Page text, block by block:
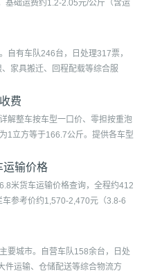
基础运费约1.2-2.05元/公斤（含运
自有车队246台，日处理317票，
家具搬迁、回程配载等综合服
费
解整车按车型一口价、零担按重泡
1立方等于166.7公斤。提供各车型
运输价格
米货车运输价格查询，全程约412
参考价约1,570-2,470元（3.8-6
要城市。自营车队158余台，日处
件运输、仓储配送等综合物流方